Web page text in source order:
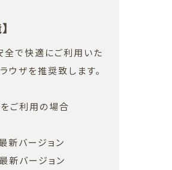
全で快適にご利用いた
ウザを推奨致します。
ご利用の場合
バージョン
バージョン